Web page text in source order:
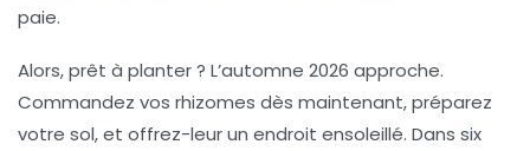
paie.
Alors, prêt à planter ? L’automne 2026 approche.
Commandez vos rhizomes dès maintenant, préparez
votre sol, et offrez-leur un endroit ensoleillé. Dans six